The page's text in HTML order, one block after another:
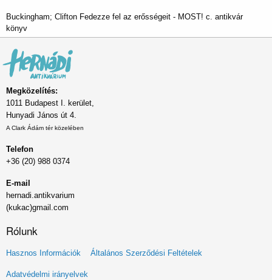
Buckingham; Clifton Fedezze fel az erősségeit - MOST! c. antikvár
könyv
Megközelítés:
1011 Budapest I. kerület,
Hunyadi János út 4.
A Clark Ádám tér közelében
Telefon
+36 (20) 988 0374
E-mail
hernadi.antikvarium
(kukac)gmail.com
Rólunk
Lábléc
menü
Hasznos Információk Általános Szerződési Feltételek
Adatvédelmi irányelvek